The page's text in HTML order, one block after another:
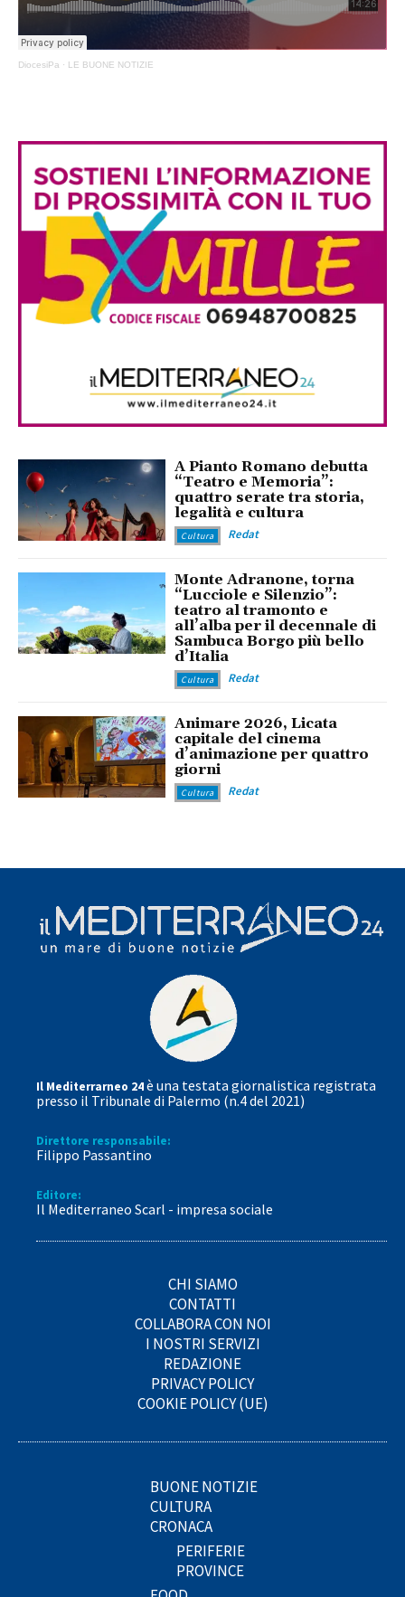
DiocesiPa · LE BUONE NOTIZIE
A Pianto Romano debutta
“Teatro e Memoria”:
quattro serate tra storia,
legalità e cultura
Cultura Redat
Monte Adranone, torna
“Lucciole e Silenzio”:
teatro al tramonto e
all’alba per il decennale di
Sambuca Borgo più bello
d’Italia
Cultura Redat
Animare 2026, Licata
capitale del cinema
d’animazione per quattro
giorni
Cultura Redat
Il Mediterrarneo 24è una testata giornalistica registrata
presso il Tribunale di Palermo (n.4 del 2021)
Direttore responsabile:
Filippo Passantino
Editore:
Il Mediterraneo Scarl - impresa sociale
CHI SIAMO
CONTATTI
COLLABORA CON NOI
I NOSTRI SERVIZI
REDAZIONE
PRIVACY POLICY
COOKIE POLICY (UE)
BUONE NOTIZIE
CULTURA
CRONACA
PERIFERIE
PROVINCE